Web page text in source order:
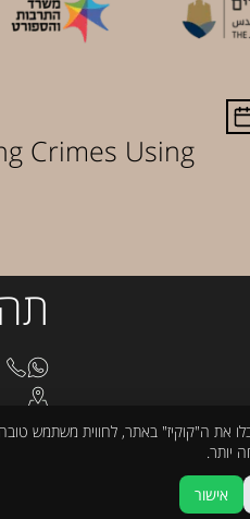
Crimes Using
amitnocturno@gmail.com
את ה"קוקיז" באתר, לחווית משתמש טובה
יותר.
אישור